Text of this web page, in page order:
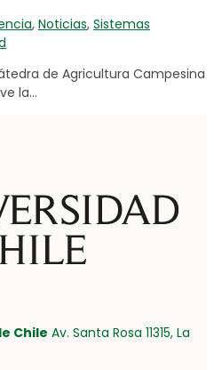
, Noticias, Sistemas
de Agricultura Campesina
la...
Chile Av. Santa Rosa 11315, La